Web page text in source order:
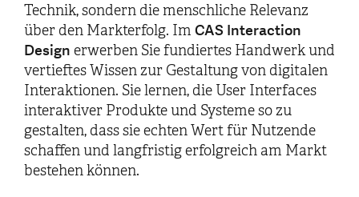
Technik, sondern die menschliche Relevanz
über den Markterfolg. Im CAS Interaction
Design erwerben Sie fundiertes Handwerk und
vertieftes Wissen zur Gestaltung von digitalen
Interaktionen. Sie lernen, die User Interfaces
interaktiver Produkte und Systeme so zu
gestalten, dass sie echten Wert für Nutzende
schaffen und langfristig erfolgreich am Markt
bestehen können.